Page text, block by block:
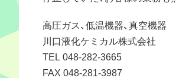
高圧ガス、低温機器、真空機器
川口液化ケミカル株式会社
TEL 048-282-3665
FAX 048-281-3987